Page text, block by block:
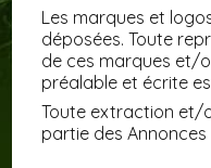
Les marques et
déposées. Toute
de ces marques et/
préalable et écrite
Toute extraction et/
partie des